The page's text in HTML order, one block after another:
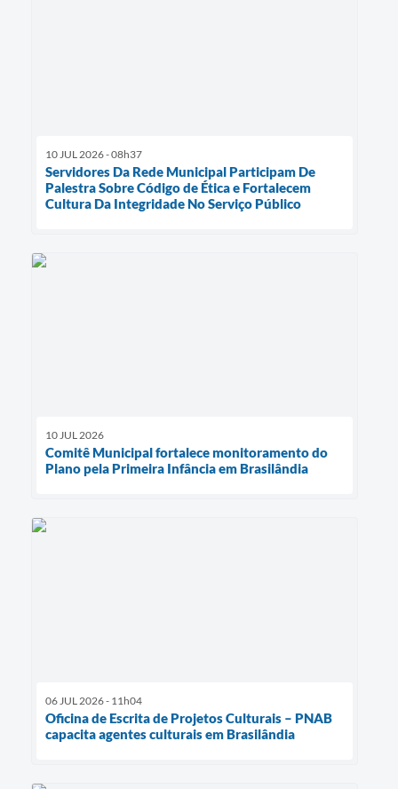
10 JUL 2026 - 08h37
Servidores Da Rede Municipal Participam De
Palestra Sobre Código de Ética e Fortalecem
Cultura Da Integridade No Serviço Público
10 JUL 2026
Comitê Municipal fortalece monitoramento do
Plano pela Primeira Infância em Brasilândia
06 JUL 2026 - 11h04
Oficina de Escrita de Projetos Culturais – PNAB
capacita agentes culturais em Brasilândia